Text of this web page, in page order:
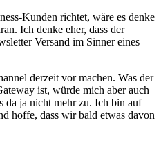
Kunden richtet, wäre es denke
Ich denke eher, dass der
Versand im Sinner eines
derzeit vor machen. Was der
ist, würde mich aber auch
da ja nicht mehr zu. Ich bin auf
hoffe, dass wir bald etwas davon